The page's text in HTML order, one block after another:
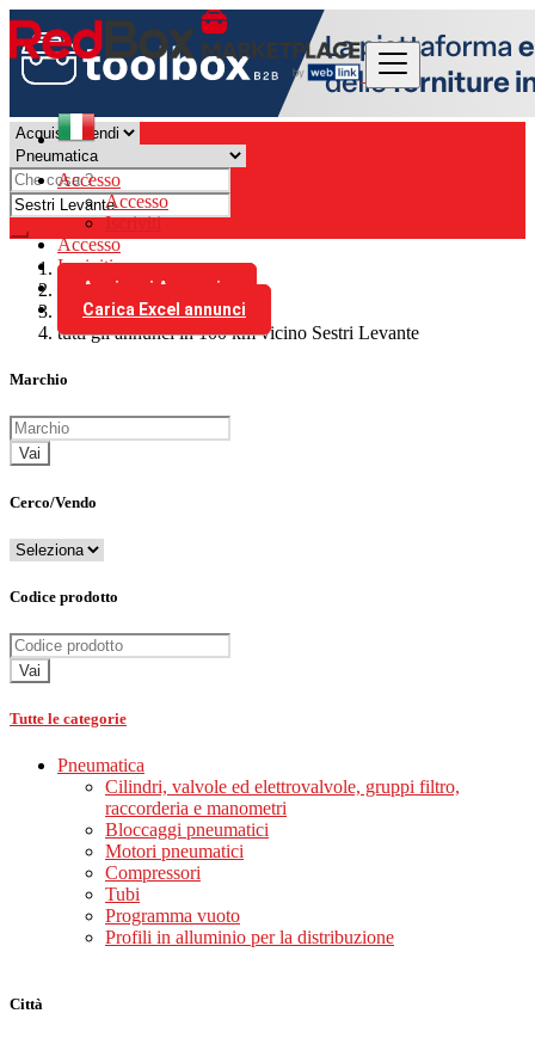
Accesso
Accesso
Iscriviti
Accesso
Iscriviti
Aggiungi Annuncio
Carica Excel annunci
Italia
Pneumatica
tutti gli annunci in 100 km vicino Sestri Levante
Marchio
Vai
Cerco/Vendo
Codice prodotto
Vai
Tutte le categorie
Pneumatica
Cilindri, valvole ed elettrovalvole, gruppi filtro,
raccorderia e manometri
Bloccaggi pneumatici
Motori pneumatici
Compressori
Tubi
Programma vuoto
Profili in alluminio per la distribuzione
Città